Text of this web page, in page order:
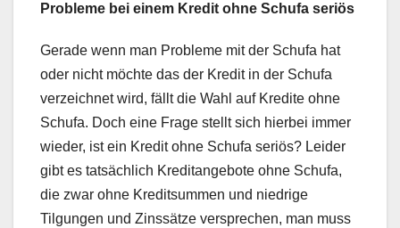
Probleme bei einem Kredit ohne Schufa seriös
Gerade wenn man Probleme mit der Schufa hat
oder nicht möchte das der Kredit in der Schufa
verzeichnet wird, fällt die Wahl auf Kredite ohne
Schufa. Doch eine Frage stellt sich hierbei immer
wieder, ist ein Kredit ohne Schufa seriös? Leider
gibt es tatsächlich Kreditangebote ohne Schufa,
die zwar ohne Kreditsummen und niedrige
Tilgungen und Zinssätze versprechen, man muss